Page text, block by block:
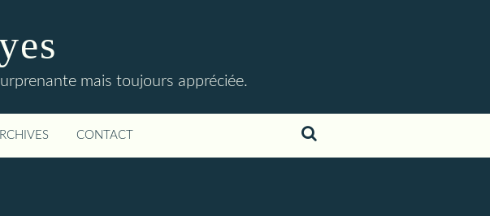
mais toujours appréciée.
CONTACT